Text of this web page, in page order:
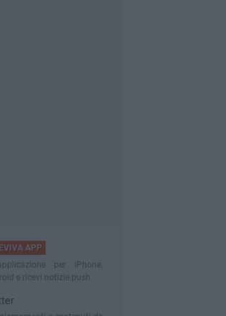
APP
per iPhone,
e ricevi notizie push